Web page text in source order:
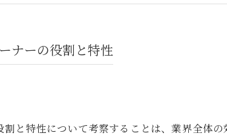
ナーの役割と特性
と特性について考察することは、業界全体